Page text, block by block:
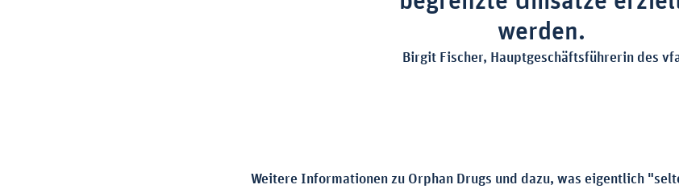
werden.
Birgit Fischer, Hauptgeschäftsführerin des
Weitere Informationen zu Orphan Drugs und dazu, was eigentlich